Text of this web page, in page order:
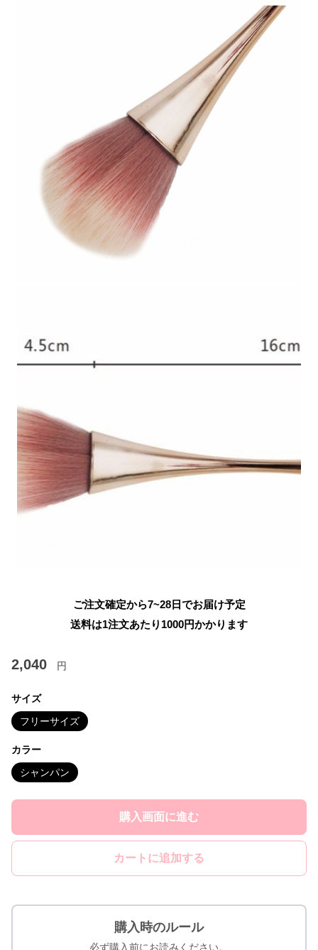
ご注文確定から7~28日でお届け予定
送料は1注文あたり 1000円かかります
2,040 円
サイズ
フリーサイズ
カラー
シャンパン
購入画面に進む
カートに追加する
購入時のルール
必ず購入前にお読みください。